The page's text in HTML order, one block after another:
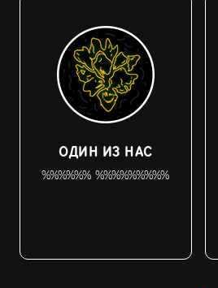
ОДИН ИЗ НАС
%%%%%% %%%%%%%%%